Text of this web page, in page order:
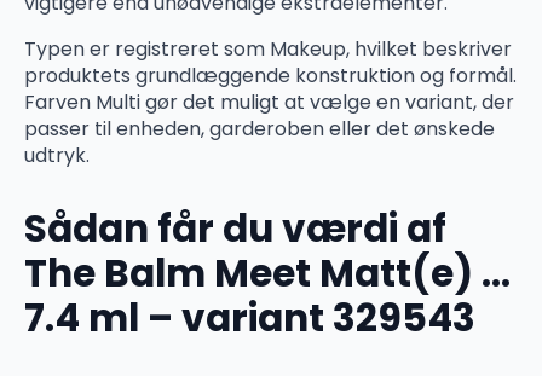
Typen er registreret som Makeup, hvilket beskriver
produktets grundlæggende konstruktion og formål.
Farven Multi gør det muligt at vælge en variant, der
passer til enheden, garderoben eller det ønskede
udtryk.
Sådan får du værdi af
The Balm Meet Matt(e) …
7.4 ml – variant 329543